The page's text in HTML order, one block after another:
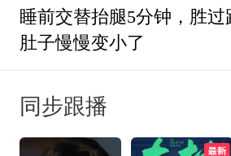
睡前交替抬腿5分钟，胜过
肚子慢慢变小了
同步跟播